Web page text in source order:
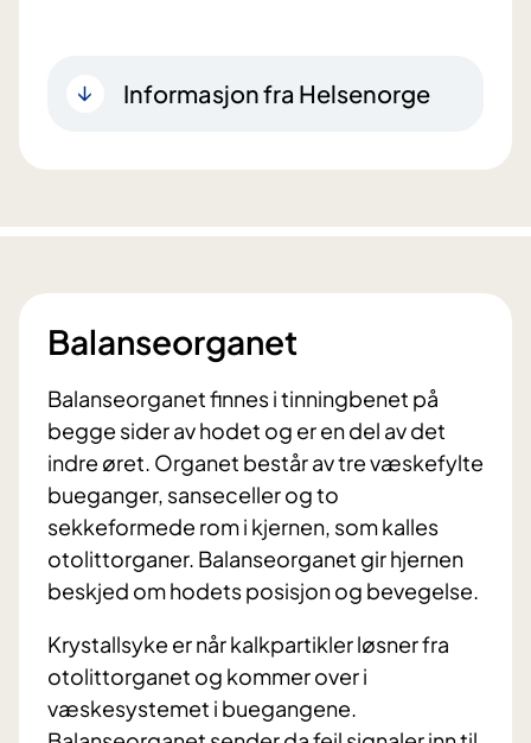
Informasjon fra Helsenorge
Balanseorganet
Balanseorganet finnes i tinningbenet på
begge sider av hodet og er en del av det
indre øret. Organet består av tre væskefylte
bueganger, sanseceller og to
sekkeformede rom i kjernen, som kalles
otolittorganer. Balanseorganet gir hjernen
beskjed om hodets posisjon og bevegelse.
Krystallsyke er når kalkpartikler løsner fra
otolittorganet og kommer over i
væskesystemet i buegangene.